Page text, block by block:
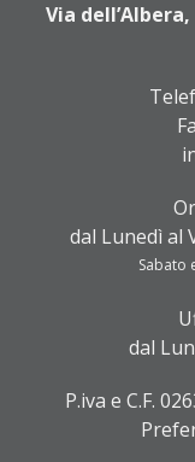
Via
dal Lunedì al
Sabato
dal
P.iva e C.F.